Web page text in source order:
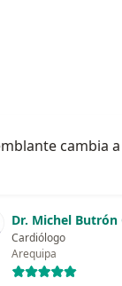
cambia
Dr. Michel Butrón
Cardiólogo
Arequipa